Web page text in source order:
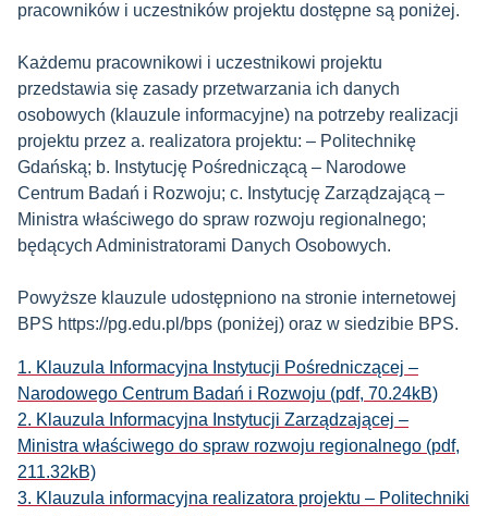
pracowników i uczestników projektu dostępne są poniżej.
Każdemu pracownikowi i uczestnikowi projektu
przedstawia się zasady przetwarzania ich danych
osobowych (klauzule informacyjne) na potrzeby realizacji
projektu przez a. realizatora projektu: – Politechnikę
Gdańską; b. Instytucję Pośredniczącą – Narodowe
Centrum Badań i Rozwoju; c. Instytucję Zarządzającą –
Ministra właściwego do spraw rozwoju regionalnego;
będących Administratorami Danych Osobowych.
Powyższe klauzule udostępniono na stronie internetowej
BPS https://pg.edu.pl/bps (poniżej) oraz w siedzibie BPS.
1. Klauzula Informacyjna Instytucji Pośredniczącej –
Narodowego Centrum Badań i Rozwoju (pdf, 70.24kB)
2. Klauzula Informacyjna Instytucji Zarządzającej –
Ministra właściwego do spraw rozwoju regionalnego (pdf,
211.32kB)
3. Klauzula informacyjna realizatora projektu – Politechniki